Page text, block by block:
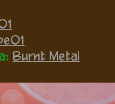
Burnt Metal